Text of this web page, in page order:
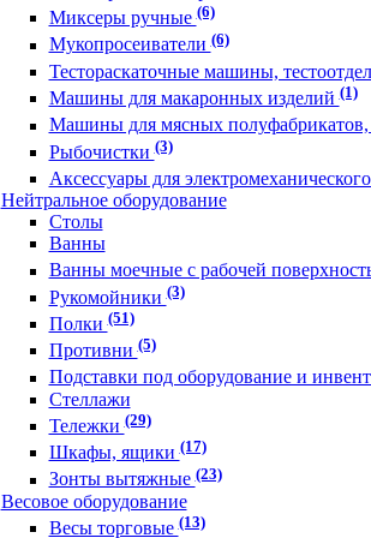
Миксеры ручные(6)
Мукопросеиватели(6)
Тестораскаточные машины,
Машины для макаронных изделий(1)
Машины для мясных
Рыбочистки(3)
Аксессуары для
Нейтральное оборудование
Столы
Ванны
Ванны моечные с рабочей
Рукомойники(3)
Полки(51)
Противни(5)
Подставки под оборудование и
Стеллажи
Тележки(29)
Шкафы, ящики(17)
Зонты вытяжные(23)
Весовое оборудование
Весы торговые(13)